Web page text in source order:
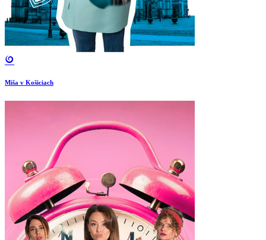
Miša v Košiciach